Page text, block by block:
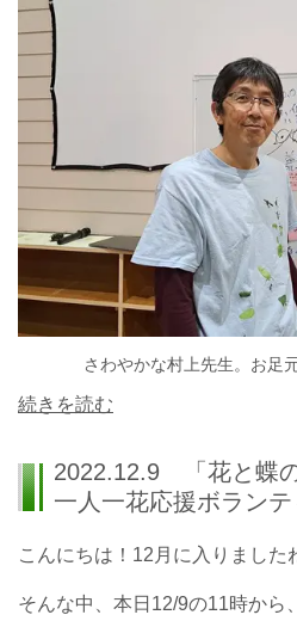
さわやかな村上先生。お足
続きを読む
2022.12.9 「花と蝶
一人一花応援ボランテ
こんにちは！12月に入りました
そんな中、本日12/9の11時から